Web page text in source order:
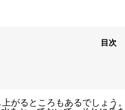
目次
がるところもあるでしょう